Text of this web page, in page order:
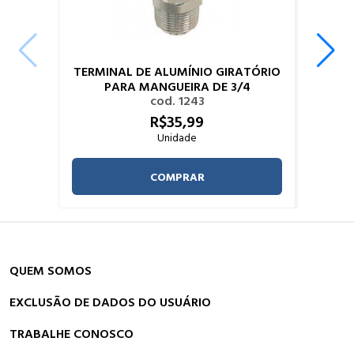
TERMINAL DE ALUMÍNIO GIRATÓRIO
PARA MANGUEIRA DE 3/4
cod. 1243
R$35,99
Unidade
COMPRAR
QUEM SOMOS
EXCLUSÃO DE DADOS DO USUÁRIO
TRABALHE CONOSCO